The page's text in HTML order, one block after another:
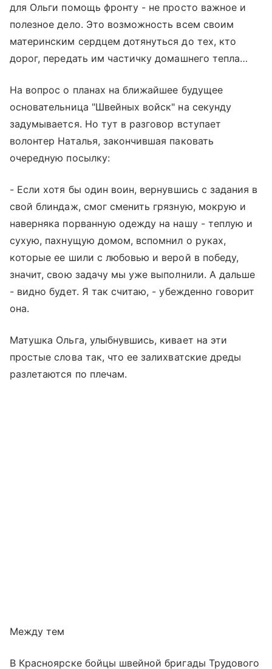
для Ольги помощь фронту - не просто важное и
полезное дело. Это возможность всем своим
материнским сердцем дотянуться до тех, кто
дорог, передать им частичку домашнего тепла…
На вопрос о планах на ближайшее будущее
основательница "Швейных войск" на секунду
задумывается. Но тут в разговор вступает
волонтер Наталья, закончившая паковать
очередную посылку:
- Если хотя бы один воин, вернувшись с задания в
свой блиндаж, смог сменить грязную, мокрую и
наверняка порванную одежду на нашу - теплую и
сухую, пахнущую домом, вспомнил о руках,
которые ее шили с любовью и верой в победу,
значит, свою задачу мы уже выполнили. А дальше
- видно будет. Я так считаю, - убежденно говорит
она.
Матушка Ольга, улыбнувшись, кивает на эти
простые слова так, что ее залихватские дреды
разлетаются по плечам.
Между тем
В Красноярске бойцы швейной бригады Трудового